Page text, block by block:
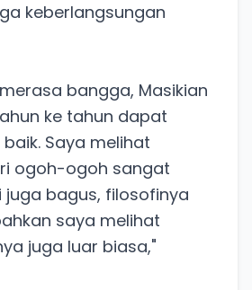
keberlangsungan
bangga, Masikian
ke tahun dapat
Saya melihat
ogoh-ogoh sangat
juga bagus, filosofinya
saya melihat
juga luar biasa,"